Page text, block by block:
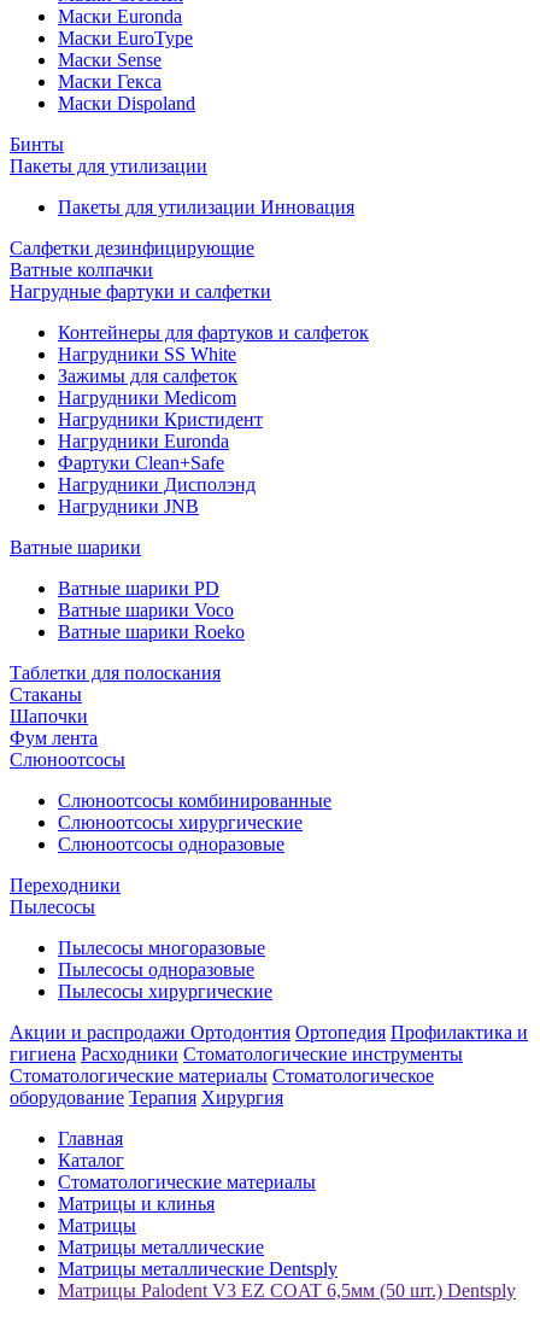
Маски Euronda
Маски EuroType
Маски Sense
Маски Гекса
Маски Dispoland
Бинты
Пакеты для утилизации
Пакеты для утилизации Инновация
Салфетки дезинфицирующие
Ватные колпачки
Нагрудные фартуки и салфетки
Контейнеры для фартуков и салфеток
Нагрудники SS White
Зажимы для салфеток
Нагрудники Medicom
Нагрудники Кристидент
Нагрудники Euronda
Фартуки Clean+Safe
Нагрудники Дисполэнд
Нагрудники JNB
Ватные шарики
Ватные шарики PD
Ватные шарики Voco
Ватные шарики Roeko
Таблетки для полоскания
Стаканы
Шапочки
Фум лента
Слюноотсосы
Слюноотсосы комбинированные
Слюноотсосы хирургические
Слюноотсосы одноразовые
Переходники
Пылесосы
Пылесосы многоразовые
Пылесосы одноразовые
Пылесосы хирургические
Акции и распродажи Ортодонтия Ортопедия Профилактика и
гигиена Расходники Стоматологические инструменты
Стоматологические материалы Стоматологическое
оборудование Терапия Хирургия
Главная
Каталог
Стоматологические материалы
Матрицы и клинья
Матрицы
Матрицы металлические
Матрицы металлические Dentsply
Матрицы Palodent V3 EZ COAT 6,5мм (50 шт.) Dentsply